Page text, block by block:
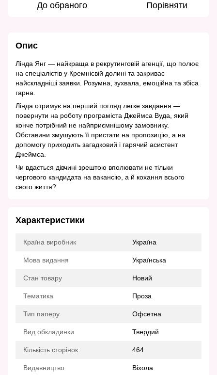
До обраного Порівняти
Опис
Лінда Янг — найкраща в рекрутинговій агенції, що полює
на спеціалістів у Кремнієвій долині та закриває
найскладніші заявки. Розумна, зухвала, емоційна та збіса
гарна.
Лінда отримує на перший погляд легке завдання —
повернути на роботу програміста Джеймса Вуда, який
конче потрібний не найприємнішому замовнику.
Обставини змушують її пристати на пропозицію, а на
допомогу приходить загадковий і гарячий асистент
Джеймса.
Чи вдасться дівчині зрештою вполювати не тільки
чергового кандидата на вакансію, а й кохання всього
свого життя?
Характеристики
Країна виробник Україна
Мова видання Українська
Стан товару Новий
Тематика Проза
Тип паперу Офсетна
Вид обкладинки Твердий
Кількість сторінок 464
Видавництво Віхола